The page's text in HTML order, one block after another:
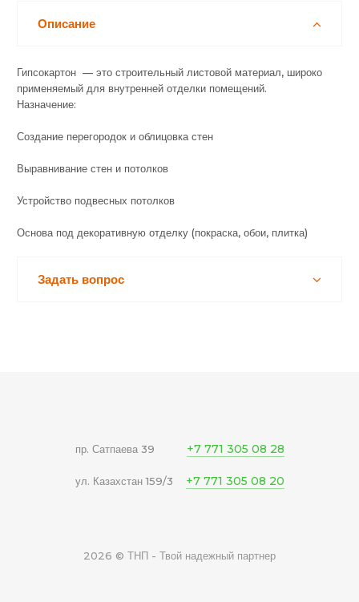
Нет в наличии
Описание
Гипсокартон — это строительный листовой материал, широко
применяемый для внутренней отделки помещений.
Назначение:
Создание перегородок и облицовка стен
Выравнивание стен и потолков
Устройство подвесных потолков
Основа под декоративную отделку (покраска, обои, плитка)
Задать вопрос
пр. Сатпаева 39 +7 771 305 08 28
ул. Казахстан 159/3 +7 771 305 08 20
2026 © ТНП - Твой надежный партнер